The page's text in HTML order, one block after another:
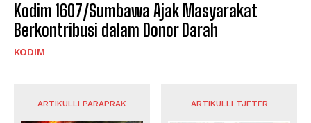
Kodim 1607/Sumbawa Ajak Masyarakat
Berkontribusi dalam Donor Darah
KODIM
ARTIKULLI PARAPRAK ARTIKULLI TJETËR